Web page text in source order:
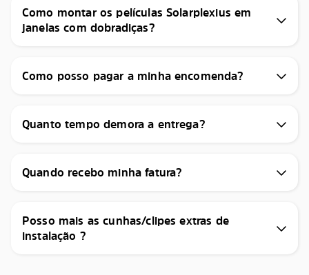
Como montar os películas Solarplexius em
janelas com dobradiças?
Como posso pagar a minha encomenda?
Quanto tempo demora a entrega?
Quando recebo minha fatura?
Posso mais as cunhas/clipes extras de
instalação ?